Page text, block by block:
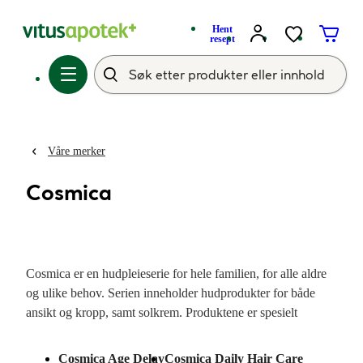
Hent
resept
Våre merker
Cosmica
Cosmica er en hudpleieserie for hele familien, for alle aldre
og ulike behov. Serien inneholder hudprodukter for både
ansikt og kropp, samt solkrem. Produktene er spesielt
ingredienser som er både effektive, pleiende og skånsomme.
Cosmica Age DelayCosmica Daily Hair Care